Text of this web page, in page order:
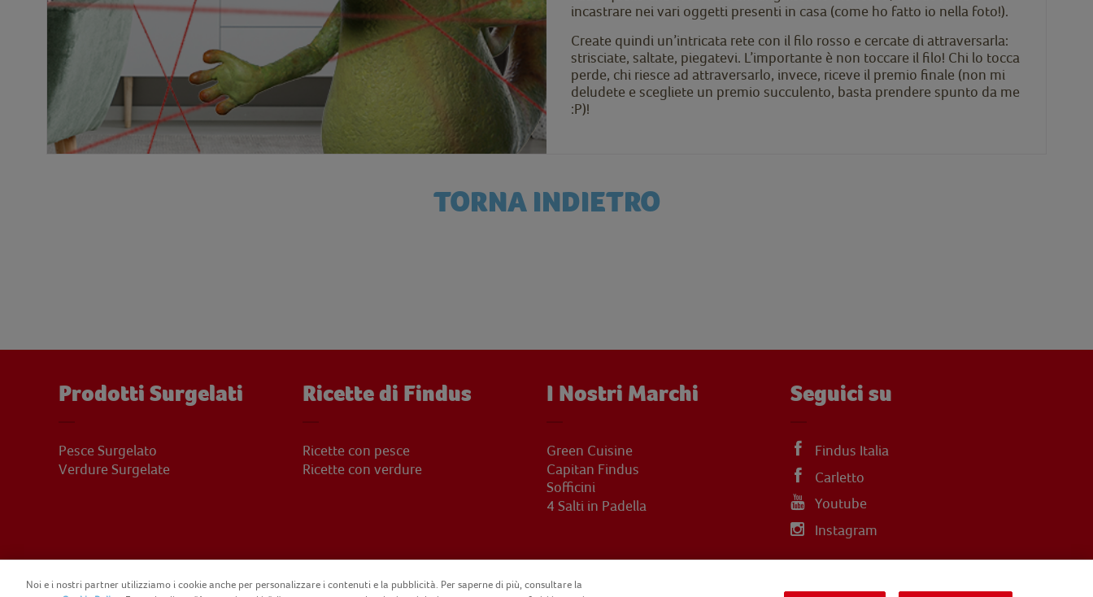
incastrare nei vari oggetti presenti in casa (come ho fatto io nella foto!).
Create quindi un’intricata rete con il filo rosso e cercate di attraversarla:
strisciate, saltate, piegatevi. L’importante è non toccare il filo! Chi lo tocca
perde, chi riesce ad attraversarlo, invece, riceve il premio finale (non mi
deludete e scegliete un premio succulento, basta prendere spunto da me
:P)!
TORNA INDIETRO
Prodotti Surgelati
Pesce Surgelato
Verdure Surgelate
Ricette di Findus
Ricette con pesce
Ricette con verdure
I Nostri Marchi
Green Cuisine
Capitan Findus
Sofficini
4 Salti in Padella
Seguici su
Findus Italia
Carletto
Youtube
Instagram
Noi e i nostri partner utilizziamo i cookie anche per personalizzare i contenuti e la pubblicità. Per saperne di più, consultare la